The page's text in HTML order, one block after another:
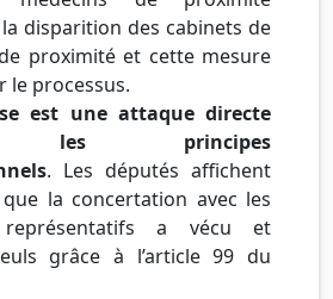
disparition des cabinets de
proximité et cette mesure
le processus.
est une attaque directe
les principes
. Les députés affichent
la concertation avec les
représentatifs a vécu et
grâce à l’article 99 du